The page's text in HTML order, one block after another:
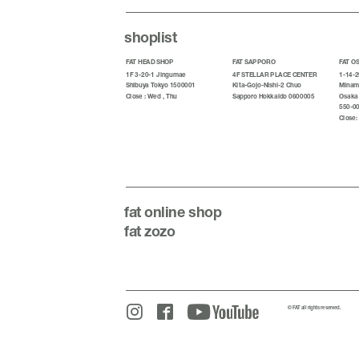
shoplist
FAT HEAD SHOP
1F 3-20-1 Jingumae
Shibuya Tokyo 1500001
Close : Wed , Thu
FAT SAPPORO
4F STELLAR PLACE CENTER
Kita-Gojo-Nishi-2 Chuo
Sapporo Hokkaido 0600005
FAT
1-14-
550-
Close:
fatonline shop
fat zozo
© FAT all rights reserved.